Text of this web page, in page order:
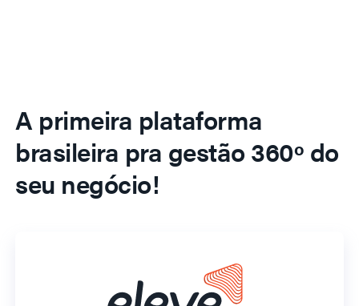
A primeira plataforma
brasileira pra gestão 360º do
seu negócio!